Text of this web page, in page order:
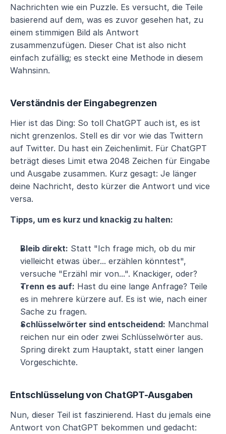
Nachrichten wie ein Puzzle. Es versucht, die Teile
basierend auf dem, was es zuvor gesehen hat, zu
einem stimmigen Bild als Antwort
zusammenzufügen. Dieser Chat ist also nicht
einfach zufällig; es steckt eine Methode in diesem
Wahnsinn.
Verständnis der Eingabegrenzen
Hier ist das Ding: So toll ChatGPT auch ist, es ist
nicht grenzenlos. Stell es dir vor wie das Twittern
auf Twitter. Du hast ein Zeichenlimit. Für ChatGPT
beträgt dieses Limit etwa 2048 Zeichen für Eingabe
und Ausgabe zusammen. Kurz gesagt: Je länger
deine Nachricht, desto kürzer die Antwort und vice
versa.
Tipps, um es kurz und knackig zu halten:
Bleib direkt: Statt "Ich frage mich, ob du mir
vielleicht etwas über... erzählen könntest",
versuche "Erzähl mir von...". Knackiger, oder?
Trenn es auf: Hast du eine lange Anfrage? Teile
es in mehrere kürzere auf. Es ist wie, nach einer
Sache zu fragen.
Schlüsselwörter sind entscheidend: Manchmal
reichen nur ein oder zwei Schlüsselwörter aus.
Spring direkt zum Hauptakt, statt einer langen
Vorgeschichte.
Entschlüsselung von ChatGPT-Ausgaben
Nun, dieser Teil ist faszinierend. Hast du jemals eine
Antwort von ChatGPT bekommen und gedacht: